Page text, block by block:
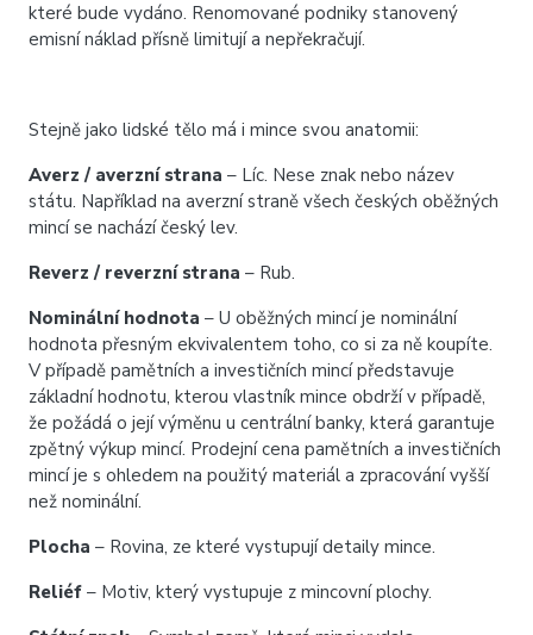
které bude vydáno. Renomované podniky stanovený
emisní náklad přísně limitují a nepřekračují.
Stejně jako lidské tělo má i mince svou anatomii:
Averz / averzní strana – Líc. Nese znak nebo název
státu. Například na averzní straně všech českých oběžných
mincí se nachází český lev.
Reverz / reverzní strana – Rub.
Nominální hodnota – U oběžných mincí je nominální
hodnota přesným ekvivalentem toho, co si za ně koupíte.
V případě pamětních a investičních mincí představuje
základní hodnotu, kterou vlastník mince obdrží v případě,
že požádá o její výměnu u centrální banky, která garantuje
zpětný výkup mincí. Prodejní cena pamětních a investičních
mincí je s ohledem na použitý materiál a zpracování vyšší
než nominální.
Plocha – Rovina, ze které vystupují detaily mince.
Reliéf – Motiv, který vystupuje z mincovní plochy.